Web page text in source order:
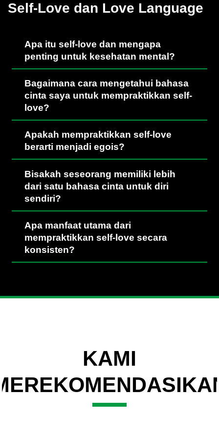
Self-Love dan Love Language
Apa itu self-love dan mengapa
penting untuk kesehatan mental?
Bagaimana cara mengetahui bahasa
cinta saya untuk mempraktikkan self-
love?
Apakah mempraktikkan self-love
berarti menjadi egois?
Bisakah seseorang memiliki lebih
dari satu bahasa cinta untuk diri
sendiri?
Apa manfaat utama dari
mempraktikkan self-love secara
konsisten?
KAMI